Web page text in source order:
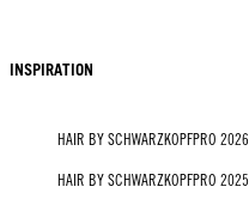
INSPIRATION
HAIR BY SCHWARZKOPFPRO 2026
HAIR BY SCHWARZKOPFPRO 2025